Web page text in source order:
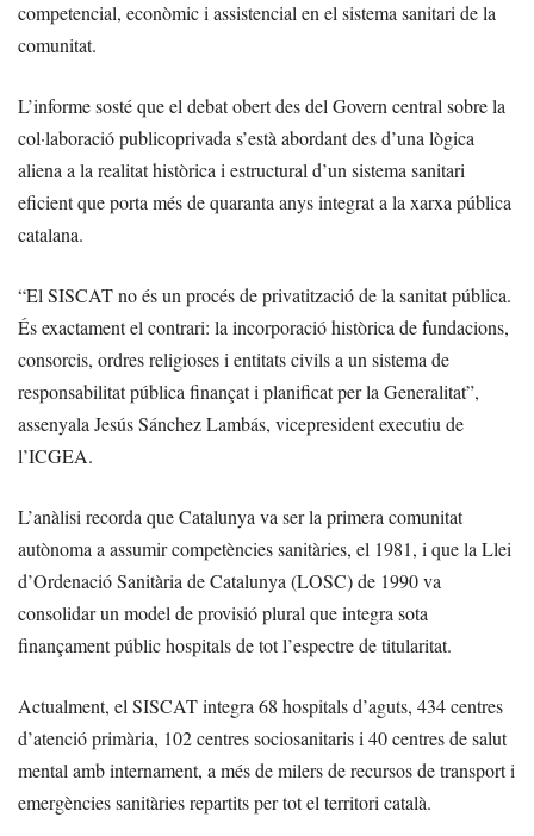
competencial, econòmic i assistencial en el sistema sanitari de la
comunitat.
L’informe sosté que el debat obert des del Govern central sobre la
col·laboració publicoprivada s’està abordant des d’una lògica
aliena a la realitat històrica i estructural d’un sistema sanitari
eficient que porta més de quaranta anys integrat a la xarxa pública
catalana.
“El SISCAT no és un procés de privatització de la sanitat pública.
És exactament el contrari: la incorporació històrica de fundacions,
consorcis, ordres religioses i entitats civils a un sistema de
responsabilitat pública finançat i planificat per la Generalitat”,
assenyala Jesús Sánchez Lambás, vicepresident executiu de
l’ICGEA.
L’anàlisi recorda que Catalunya va ser la primera comunitat
autònoma a assumir competències sanitàries, el 1981, i que la Llei
d’Ordenació Sanitària de Catalunya (LOSC) de 1990 va
consolidar un model de provisió plural que integra sota
finançament públic hospitals de tot l’espectre de titularitat.
Actualment, el SISCAT integra 68 hospitals d’aguts, 434 centres
d’atenció primària, 102 centres sociosanitaris i 40 centres de salut
mental amb internament, a més de milers de recursos de transport i
emergències sanitàries repartits per tot el territori català.